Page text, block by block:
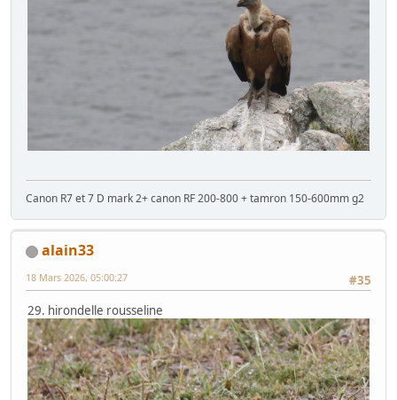
Canon R7 et 7 D mark 2+ canon RF 200-800 + tamron 150-600mm g2
alain33
#35
18 Mars 2026, 05:00:27
29. hirondelle rousseline